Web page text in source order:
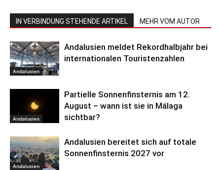
IN VERBINDUNG STEHENDE ARTIKEL MEHR VOM AUTOR
Andalusien
Andalusien meldet Rekordhalbjahr bei
internationalen Touristenzahlen
Andalusien
Partielle Sonnenfinsternis am 12.
August – wann ist sie in Málaga
sichtbar?
Andalusien
Andalusien bereitet sich auf totale
Sonnenfinsternis 2027 vor